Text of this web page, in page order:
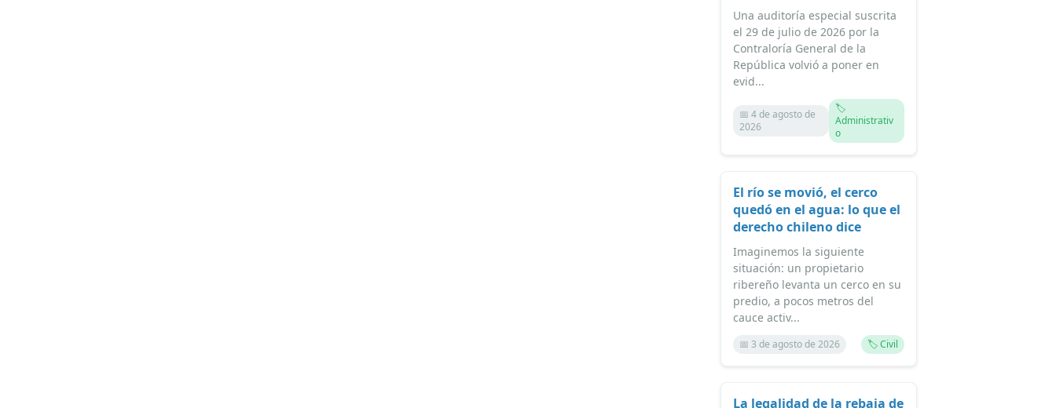
Una auditoría especial suscrita
el 29 de julio de 2026 por la
Contraloría General de la
República volvió a poner en
evid...
📅 4 de agosto de
2026
🏷️
Administrativ
o
El río se movió, el cerco
quedó en el agua: lo que el
derecho chileno dice
Imaginemos la siguiente
situación: un propietario
ribereño levanta un cerco en su
predio, a pocos metros del
cauce activ...
📅 3 de agosto de 2026 🏷️ Civil
La legalidad de la rebaja de